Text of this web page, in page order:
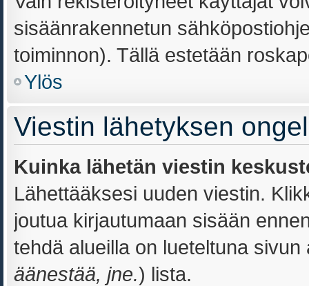
sisäänrakennetun
toiminnon). Tällä estetään
Ylös
Viestin lähetyksen
Kuinka lähetän viestin
Lähettääksesi uuden viestin.
joutua kirjautumaan sisään
tehdä alueilla on lueteltuna sivun
äänestää, jne.) lista.